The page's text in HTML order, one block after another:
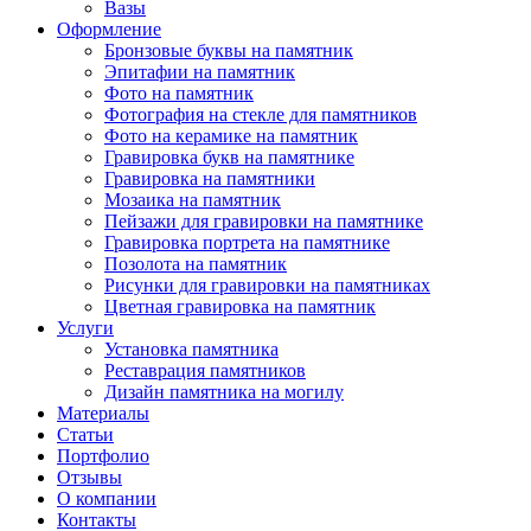
Вазы
Оформление
Бронзовые буквы на памятник
Эпитафии на памятник
Фото на памятник
Фотография на стекле для памятников
Фото на керамике на памятник
Гравировка букв на памятнике
Гравировка на памятники
Мозаика на памятник
Пейзажи для гравировки на памятнике
Гравировка портрета на памятнике
Позолота на памятник
Рисунки для гравировки на памятниках
Цветная гравировка на памятник
Услуги
Установка памятника
Реставрация памятников
Дизайн памятника на могилу
Материалы
Статьи
Портфолио
Отзывы
О компании
Контакты